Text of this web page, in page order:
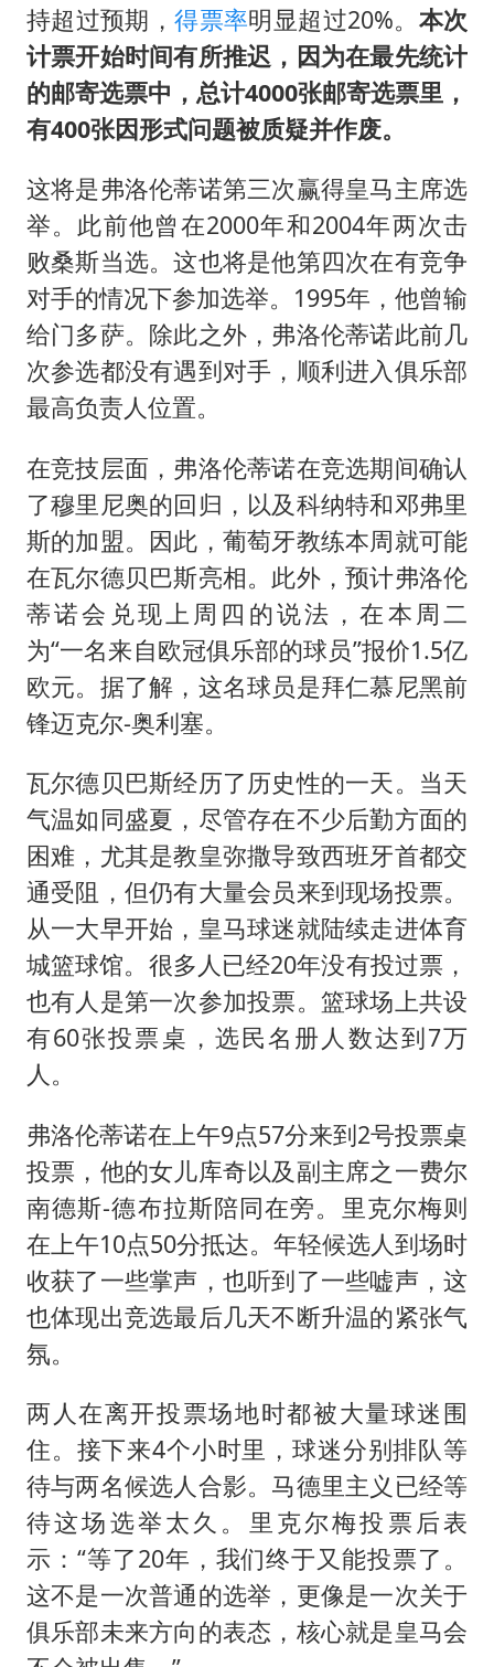
持超过预期，得票率明显超过20%。 本次
计票开始时间有所推迟，因为在最先统计
的邮寄选票中，总计4000张邮寄选票里，
有400张因形式问题被质疑并作废。
这将是弗洛伦蒂诺第三次赢得皇马主席选
举。此前他曾在2000年和2004年两次击
败桑斯当选。这也将是他第四次在有竞争
对手的情况下参加选举。1995年，他曾输
给门多萨。除此之外，弗洛伦蒂诺此前几
次参选都没有遇到对手，顺利进入俱乐部
最高负责人位置。
在竞技层面，弗洛伦蒂诺在竞选期间确认
了穆里尼奥的回归，以及科纳特和邓弗里
斯的加盟。因此，葡萄牙教练本周就可能
在瓦尔德贝巴斯亮相。此外，预计弗洛伦
蒂诺会兑现上周四的说法，在本周二
为“一名来自欧冠俱乐部的球员”报价1.5亿
欧元。据了解，这名球员是拜仁慕尼黑前
锋迈克尔-奥利塞。
瓦尔德贝巴斯经历了历史性的一天。当天
气温如同盛夏，尽管存在不少后勤方面的
困难，尤其是教皇弥撒导致西班牙首都交
通受阻，但仍有大量会员来到现场投票。
从一大早开始，皇马球迷就陆续走进体育
城篮球馆。很多人已经20年没有投过票，
也有人是第一次参加投票。篮球场上共设
有60张投票桌，选民名册人数达到7万
人。
弗洛伦蒂诺在上午9点57分来到2号投票桌
投票，他的女儿库奇以及副主席之一费尔
南德斯-德布拉斯陪同在旁。里克尔梅则
在上午10点50分抵达。年轻候选人到场时
收获了一些掌声，也听到了一些嘘声，这
也体现出竞选最后几天不断升温的紧张气
氛。
两人在离开投票场地时都被大量球迷围
住。接下来4个小时里，球迷分别排队等
待与两名候选人合影。马德里主义已经等
待这场选举太久。里克尔梅投票后表
示：“等了20年，我们终于又能投票了。
这不是一次普通的选举，更像是一次关于
俱乐部未来方向的表态，核心就是皇马会